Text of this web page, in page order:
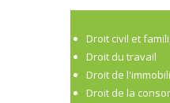
Droit civil et
Droit du travail
Droit de
Droit de la